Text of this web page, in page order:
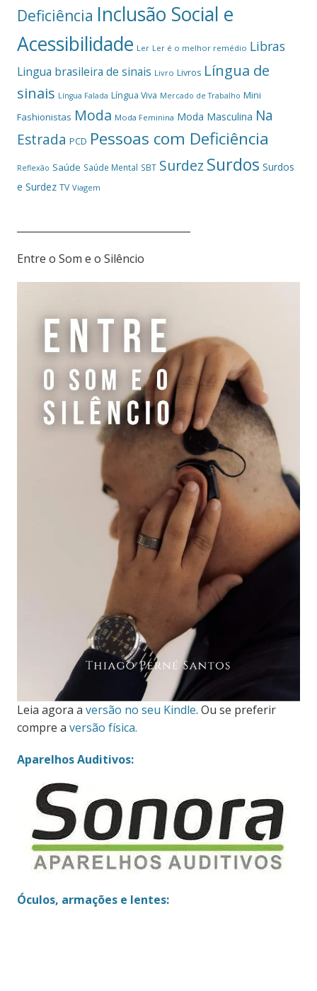
Deficiência Inclusão Social e
Acessibilidade Ler Ler é o melhor remédio Libras
Lingua brasileira de sinais Livro Livros Língua de
sinais Língua Falada Língua Viva Mercado de Trabalho Mini
Fashionistas Moda Moda Feminina Moda Masculina Na
Estrada PCD Pessoas com Deficiência
Reflexão Saúde Saúde Mental SBT Surdez Surdos Surdos
e Surdez TV Viagem
Entre o Som e o Silêncio
Leia agora a versão no seu Kindle. Ou se preferir
compre a versão física.
Aparelhos Auditivos:
Óculos, armações e lentes: